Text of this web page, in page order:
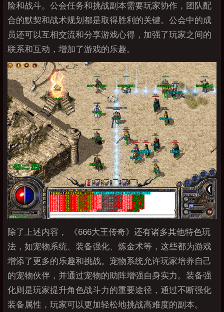
险和战斗。公会任务和挑战副本需要玩家协作，团队配
合的默契和战术规划都是取得胜利的关键。公会中的成
员还可以互相交流和分享游戏心得，加强了玩家之间的
联系和互动，增加了游戏的乐趣。
除了上述内容， 《666大王传奇》还有诸多其他特色玩
法，如宠物系统、装备强化、炼金术等，这些都为游戏
增添了更多的乐趣和挑战。宠物系统允许玩家培养自己
的宠物伙伴，并通过宠物的助阵增强自身实力。装备强
化则是玩家提升角色战斗力的重要途径，通过不断强化
装备属性，玩家可以更加轻松地挑战高难度的副本。